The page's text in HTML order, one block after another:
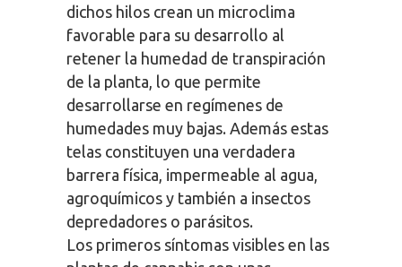
dichos hilos crean un microclima
favorable para su desarrollo al
retener la humedad de transpiración
de la planta, lo que permite
desarrollarse en regímenes de
humedades muy bajas. Además estas
telas constituyen una verdadera
barrera física, impermeable al agua,
agroquímicos y también a insectos
depredadores o parásitos.
Los primeros síntomas visibles en las